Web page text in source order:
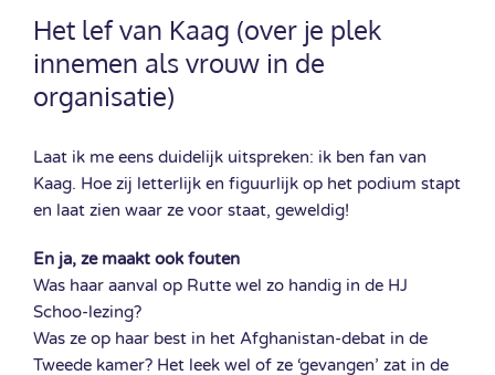
Larger
Image
Het lef van Kaag (over je plek
innemen als vrouw in de
organisatie)
Laat ik me eens duidelijk uitspreken: ik ben fan van
Kaag. Hoe zij letterlijk en figuurlijk op het podium stapt
en laat zien waar ze voor staat, geweldig!
En ja, ze maakt ook fouten
Was haar aanval op Rutte wel zo handig in de HJ
Schoo-lezing?
Was ze op haar best in het Afghanistan-debat in de
Tweede kamer? Het leek wel of ze ‘gevangen’ zat in de